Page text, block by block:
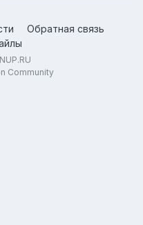
Обратная связь
Community